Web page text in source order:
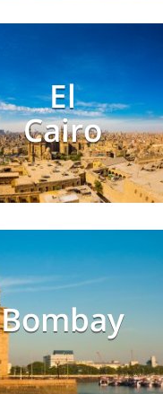
El
Cairo
Bombay